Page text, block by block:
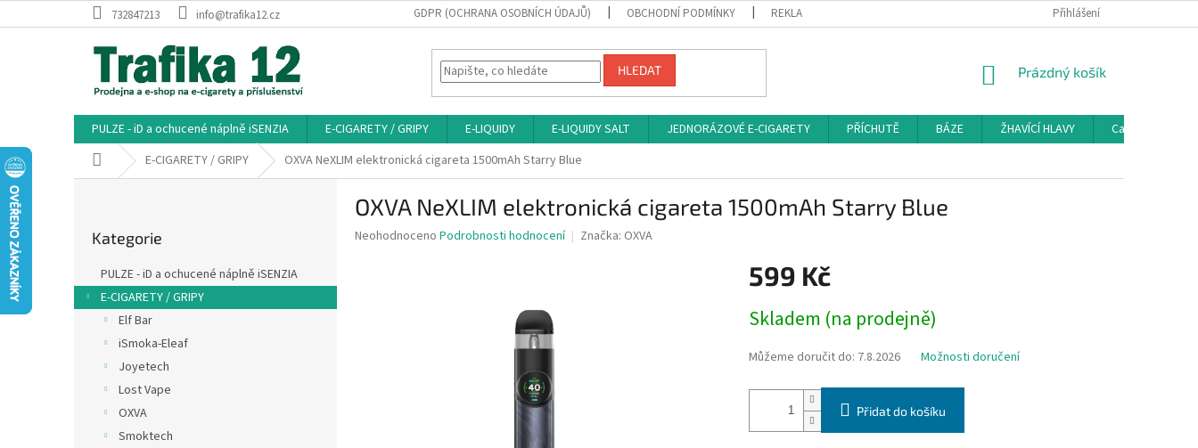
na
732847213 info@trafika12.cz GDPR (OCHRANA OSOBNÍCH ÚDAJŮ) OBCHODNÍ PODMÍNKY REKLAMAČNÍ ŘÁD HODNOCENÍ OBCHODU
Přihlášení
HLEDAT
NÁKUPNÍ
Prázdný košík
PULZE - iD a ochucené náplně iSENZIA E-CIGARETY / GRIPY E-LIQUIDY E-LIQUIDY SALT JEDNORÁZOVÉ E-CIGARETY PŘÍCHUTĚ BÁZE ŽHAVÍCÍ HLAVY
Cartridge a
Domů E-CIGARETY / GRIPY OXVA NeXLIM elektronická cigareta 1500mAh Starry Blue
a
n
kategorie
Kategorie
PULZE - iD a ochucené náplně iSENZIA
E-CIGARETY / GRIPY
Elf Bar
iSmoka-Eleaf
Joyetech
Lost Vape
OXVA
Smoktech
OXVA NeXLIM elektronická cigareta 1500mAh Starry Blue
Průměrné
Neohodnoceno Podrobnosti hodnocení Značka: OXVA
599 Kč
cena:
Skladem (na prodejně)
Můžeme doručit do: 7.8.2026 Možnosti doručení
Přidat do košíku